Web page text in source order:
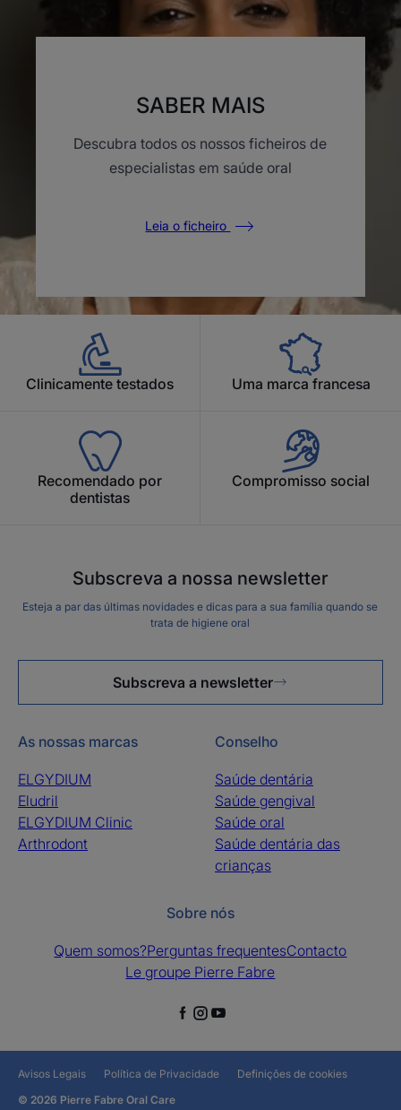
1 2
SABER MAIS
Descubra todos os nossos ficheiros de
especialistas em saúde oral
Leia o ficheiro
Clinicamente testados Uma marca francesa
Recomendado por
dentistas
Compromisso social
Subscreva a nossa newsletter
Esteja a par das últimas novidades e dicas para a sua família quando se
trata de higiene oral
Subscreva a newsletter
As nossas marcas
ELGYDIUM
Eludril
ELGYDIUM Clinic
Arthrodont
Conselho
Saúde dentária
Saúde gengival
Saúde oral
Saúde dentária das
crianças
Sobre nós
Quem somos?Perguntas frequentesContacto
Le groupe Pierre Fabre
Avisos Legais Política de Privacidade
Definições de cookies
© 2026 Pierre Fabre Oral Care